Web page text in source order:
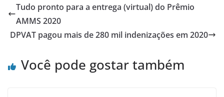
Tudo pronto para a entrega (virtual) do Prêmio
AMMS 2020
DPVAT pagou mais de 280 mil indenizações em 2020
Você pode gostar também